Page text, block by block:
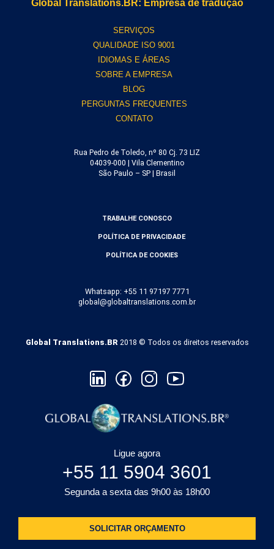
Global Translations.BR: Empresa de tradução
SERVIÇOS
QUALIDADE ISO 9001
IDIOMAS E ÁREAS
SOBRE A EMPRESA
BLOG
PERGUNTAS FREQUENTES
CONTATO
Rua Pedro de Toledo, nº 80 Cj. 73 LIZ
04039-000 | Vila Clementino
São Paulo – SP | Brasil
TRABALHE CONOSCO
POLÍTICA DE PRIVACIDADE
POLÍTICA DE COOKIES
Whatsapp: +55 11 97197 7771
global@globaltranslations.com.br
Global Translations.BR2018 © Todos os direitos reservados
Ligue agora
+55 11 5904 3601
Segunda a sexta das 9h00 às 18h00
SOLICITAR ORÇAMENTO